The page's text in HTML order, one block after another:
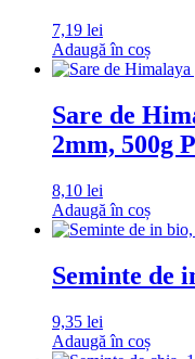
7,19 lei
Adaugă în coș
Sare de
2mm, 500g
8,10 lei
Adaugă în coș
Seminte de
9,35 lei
Adaugă în coș